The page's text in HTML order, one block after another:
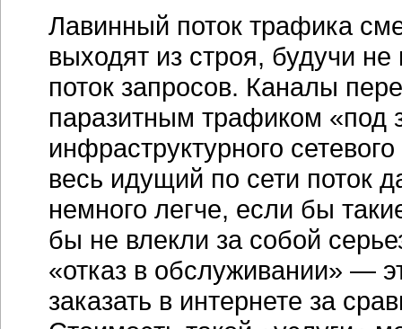
Лавинный поток трафика
выходят из строя, будучи
поток запросов. Каналы
паразитным трафиком «под
инфраструктурного
весь идущий по сети поток
немного легче, если бы
бы не влекли за собой
«отказ в обслуживании» —
заказать в интернете за